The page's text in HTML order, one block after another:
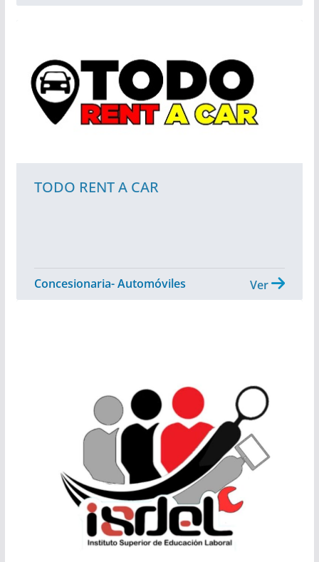
TODO RENT A CAR
Ver
Concesionaria- Automóviles